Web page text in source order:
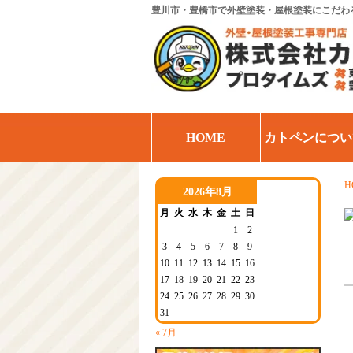
豊川市・豊橋市で外壁塗装・屋根塗装にこだ
HOME カトペンにつ
2026年8月
月 火 水 木 金 土
日
1
2
3
4 5 6 7 8
9
10 11 12 13 14 15 16
17 18 19 20 21 22 23
24 25 26 27 28 29 30
31
« 7月